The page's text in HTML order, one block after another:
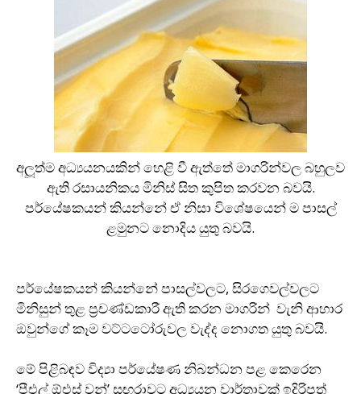
අලූත්ම අධ්‍යයනයකින් හෙළි වී ඇත්තේ මාගරින්වල බහුලව
ඇති රසායනිකය මිනිස් සිත කුපිත කරවන බවයි.
පර්යේෂකයන් කියන්නේ ඒ නිසා විශේෂයෙන් ම පාසල්
ළමුනට නොදිය යුතු බවයි.
පර්යේෂකයන් කියන්නේ පාසල්වලට, සිරගෙවල්වලට
මිනිසුන් තුළ ප‍්‍රචණ්ඩකාරී ඇති කරන මාගරින් වැනි ආහාර
ඔවුන්ගේ කෑම වට්ටටෝරුවල වැද්ද නොගත යුතු බවයි.
මේ පිළිබඳව විද්‍යා පර්යේෂණ නිබන්ධන පළ කෙරෙන
‘පීඑල් ඕඑස් වන්’ සඟරාවට අධ්‍යයන වාර්තාවක් ඉදිරිපත්